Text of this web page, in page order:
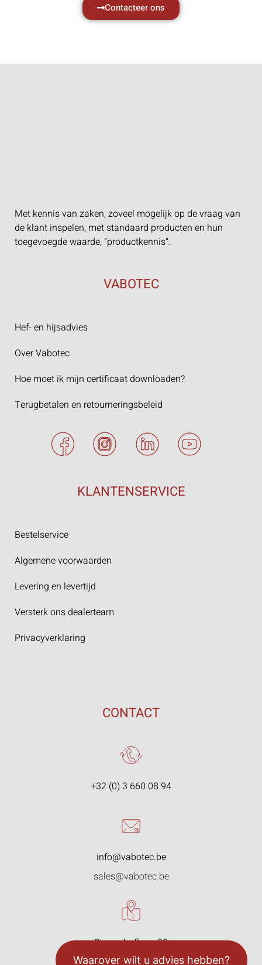
Waarover wilt u advies hebben?
Contacteer ons
Met kennis van zaken, zoveel mogelijk op de vraag van
de klant inspelen, met standaard producten en hun
toegevoegde waarde, “productkennis”.
VABOTEC
Hef- en hijsadvies
Over Vabotec
Hoe moet ik mijn certificaat downloaden?
Terugbetalen en retourneringsbeleid
KLANTENSERVICE
Bestelservice
Algemene voorwaarden
Levering en levertijd
Versterk ons dealerteam
Privacyverklaring
CONTACT
+32 (0) 3 660 08 94
info@vabotec.be
sales@vabotec.be
Starrenhoflaan 33
2950 Kapellen, België